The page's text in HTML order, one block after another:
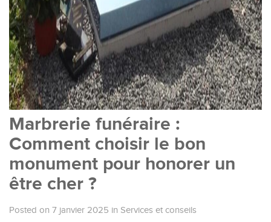
Marbrerie funéraire :
Comment choisir le bon
monument pour honorer un
être cher ?
Posted on 7 janvier 2025 in Services et conseils